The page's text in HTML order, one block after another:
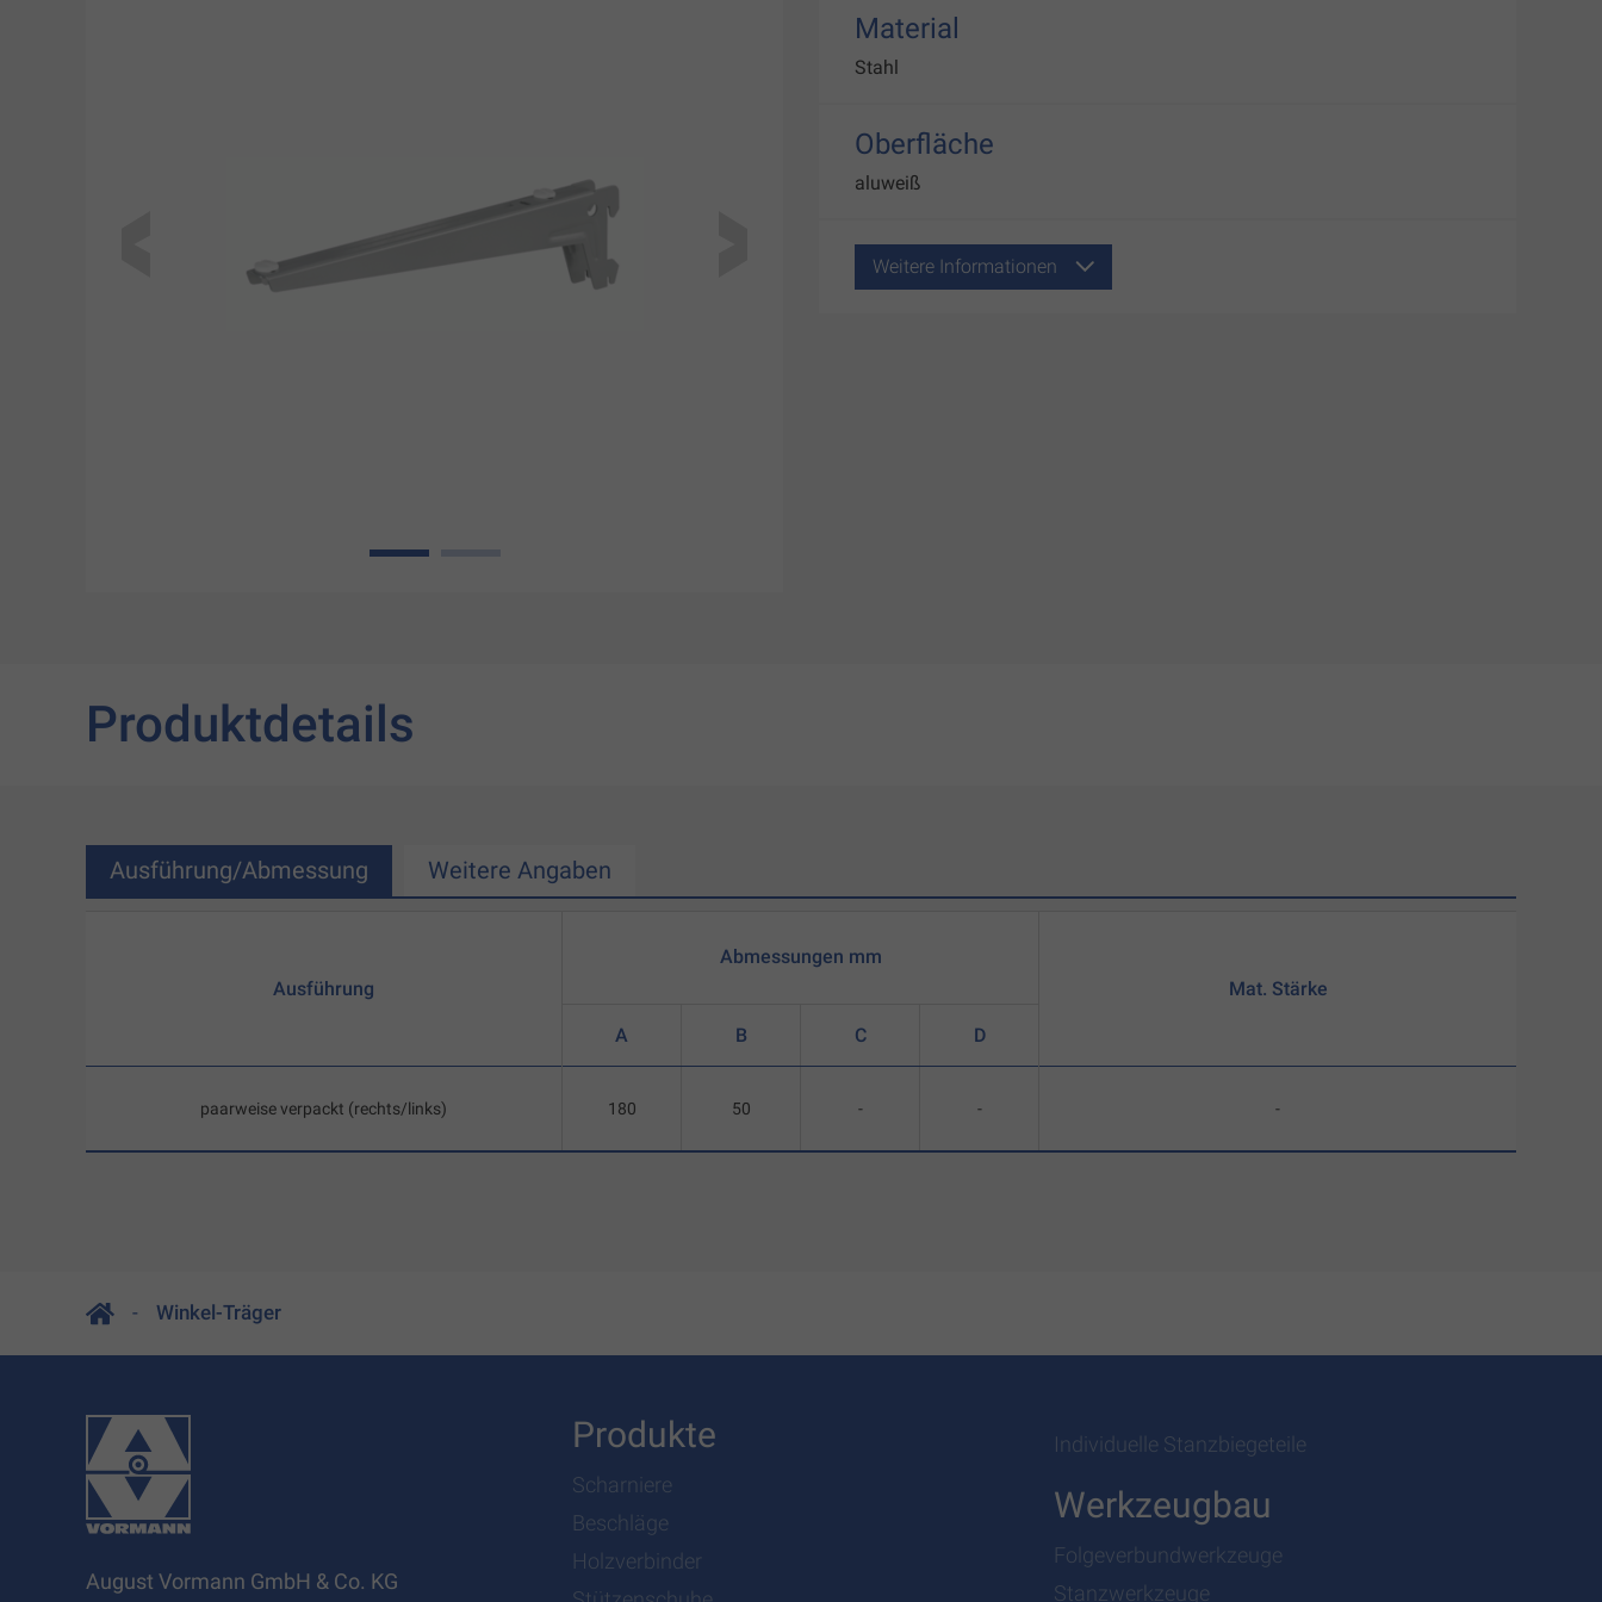
1
Material
Stahl
Oberfläche
aluweiß
Weitere Informationen
Produktdetails
Ausführung/Abmessung Weitere Angaben
Ausführung
paarweise verpackt (rechts/links)
Abmessungen mm
A B C D
180 50 - -
Mat. Stärke
-
Winkel-Träger
August Vormann GmbH & Co. KG
Produkte
Scharniere
Beschläge
Holzverbinder
Individuelle Stanzbiegeteile
Werkzeugbau
Folgeverbundwerkzeuge
Stanzwerkzeuge